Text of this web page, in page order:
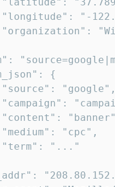
"-
{
"google",
"cpc",
"..."